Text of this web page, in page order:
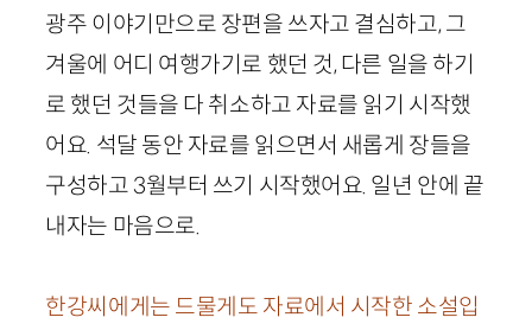
광주 이야기만으로 장편을 쓰자고 결심하고, 그
겨울에 어디 여행가기로 했던 것, 다른 일을 하기
로 했던 것들을 다 취소하고 자료를 읽기 시작했
어요. 석달 동안 자료를 읽으면서 새롭게 장들을
구성하고 3월부터 쓰기 시작했어요. 일년 안에 끝
내자는 마음으로.
한강씨에게는 드물게도 자료에서 시작한 소설입